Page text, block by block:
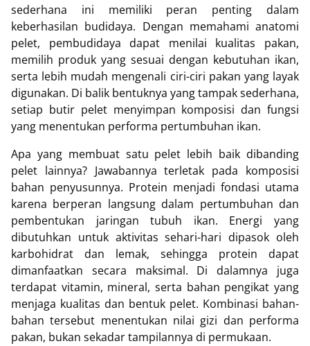
sederhana ini memiliki peran penting dalam
keberhasilan budidaya. Dengan memahami anatomi
pelet, pembudidaya dapat menilai kualitas pakan,
memilih produk yang sesuai dengan kebutuhan ikan,
serta lebih mudah mengenali ciri-ciri pakan yang layak
digunakan. Di balik bentuknya yang tampak sederhana,
setiap butir pelet menyimpan komposisi dan fungsi
yang menentukan performa pertumbuhan ikan.
Apa yang membuat satu pelet lebih baik dibanding
pelet lainnya? Jawabannya terletak pada komposisi
bahan penyusunnya. Protein menjadi fondasi utama
karena berperan langsung dalam pertumbuhan dan
pembentukan jaringan tubuh ikan. Energi yang
dibutuhkan untuk aktivitas sehari-hari dipasok oleh
karbohidrat dan lemak, sehingga protein dapat
dimanfaatkan secara maksimal. Di dalamnya juga
terdapat vitamin, mineral, serta bahan pengikat yang
menjaga kualitas dan bentuk pelet. Kombinasi bahan-
bahan tersebut menentukan nilai gizi dan performa
pakan, bukan sekadar tampilannya di permukaan.